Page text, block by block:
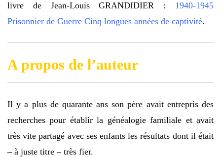
livre de Jean-Louis GRANDIDIER : 1940-1945
Prisonnier de Guerre Cinq longues années de captivité.
A propos de l’auteur
Il y a plus de quarante ans son père avait entrepris des
recherches pour établir la généalogie familiale et avait
très vite partagé avec ses enfants les résultats dont il était
– à juste titre – très fier.